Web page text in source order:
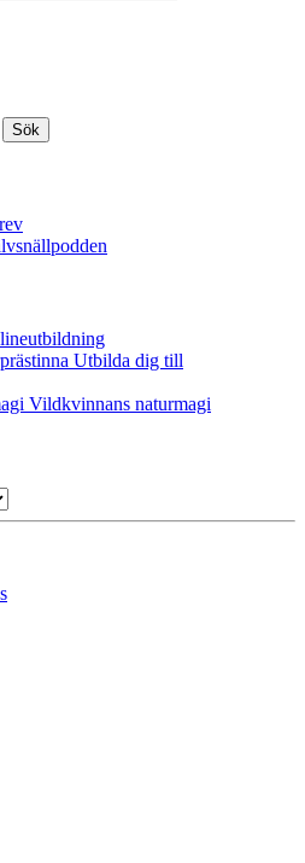
Utbilda dig till
Vildkvinnans naturmagi